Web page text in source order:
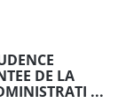
DE LA
...